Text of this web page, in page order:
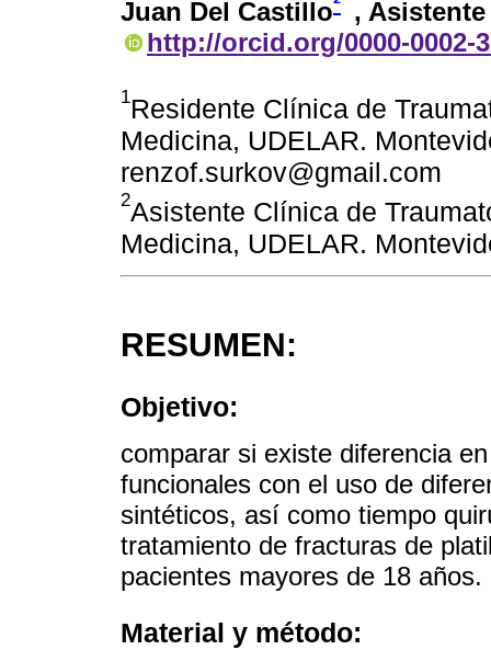
Juan Del Castillo
, Asistente
http://orcid.org/0000-0002-
1Residente Clínica de
Medicina, UDELAR.
renzof.surkov@gmail.com
2Asistente Clínica de
Medicina, UDELAR.
RESUMEN:
Objetivo:
comparar si existe diferencia
funcionales con el uso de
sintéticos, así como tiempo
tratamiento de fracturas de
pacientes mayores de 18 años.
Material y método: